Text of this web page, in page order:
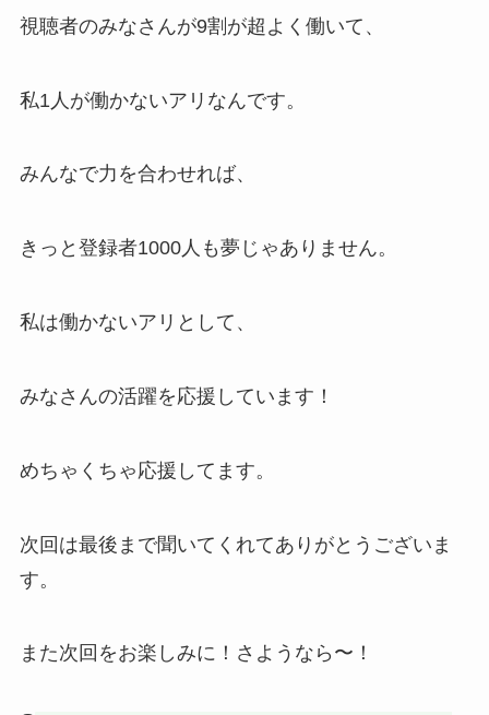
視聴者のみなさんが9割が超よく働いて、
私1人が働かないアリなんです。
みんなで力を合わせれば、
きっと登録者1000人も夢じゃありません。
私は働かないアリとして、
みなさんの活躍を応援しています！
めちゃくちゃ応援してます。
次回は最後まで聞いてくれてありがとうございま
す。
また次回をお楽しみに！さようなら〜！